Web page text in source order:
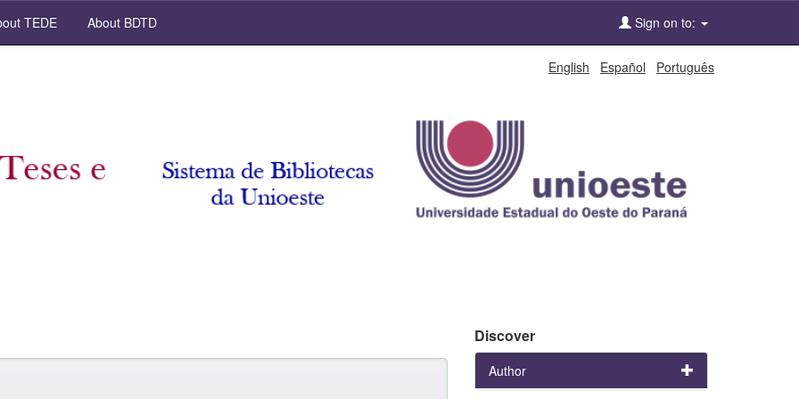
TEDE About BDTD Sign on to:
English Español Português
Discover
Author